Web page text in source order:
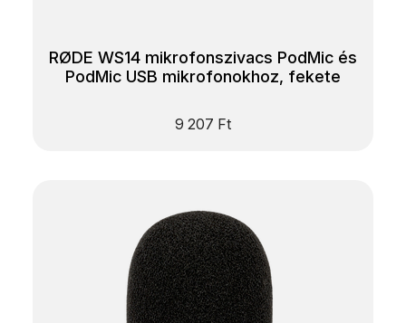
RØDE WS14 mikrofonszivacs PodMic és
PodMic USB mikrofonokhoz, fekete
9 207 Ft